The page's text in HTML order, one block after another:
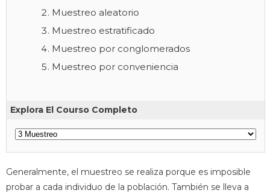
Muestreo aleatorio
Muestreo estratificado
Muestreo por conglomerados
Muestreo por conveniencia
Explora El Courso Completo
Generalmente, el muestreo se realiza porque es imposible
probar a cada individuo de la población. También se lleva a